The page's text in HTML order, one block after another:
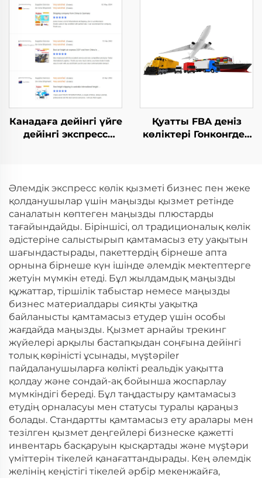
экспресс Қытайдан
келіп
Канадаға дейінгі үйге
дейінгі экспресс
қызметтері,
Қытайдан Канадаға
дейінгі Ddp экспресс
Қуатты FBA деніз
көліктері Гонконгден
Британияға,
Австралияға,
Канадаға экспресс
таможенная очистка
Әлемдік экспресс көлік қызметі бизнес пен жеке
қолданушылар үшін маңызды қызмет ретінде
саналатын көптеген маңызды плюстарды
тағайындайды. Біріншісі, ол традиционалық көлік
әдістеріне салыстырып қамтамасыз ету уақытын
шағындастырады, пакеттердің бірнеше апта
орнына бірнеше күн ішінде әлемдік мектептерге
жетуін мүмкін етеді. Бұл жылдамдық маңызды
құжаттар, тіршілік табыстар немесе маңызды
бизнес материалдары сияқты уақытқа
байланысты қамтамасыз етудер үшін особы
жағдайда маңызды. Қызмет арнайы трекинг
жүйелері арқылы бастапқыдан соңғына дейінгі
толық көріністі ұсынады, мүştəрiler
пайдаланушыларға көлікті реальдік уақытта
қолдау және сондай-ақ бойынша жоспарлау
мүмкіндігі береді. Бұл таңдастыру қамтамасыз
етудің орналасуы мен статусы туралы қараңыз
болады. Стандартты қамтамасыз ету аралары мен
тезілген қызмет деңгейлері бизнеске қажетті
инвентарь басқаруын қысқартады және мүştəри
үміттерін тікелей қанағаттандырады. Кең әлемдік
желінің кеңістігі тікелей әрбір мекенжайға,